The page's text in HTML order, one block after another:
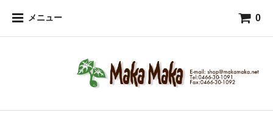
メニュー 0